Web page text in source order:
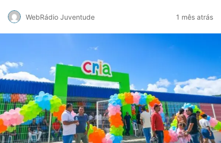
WebRádio Juventude 1 mês atrás